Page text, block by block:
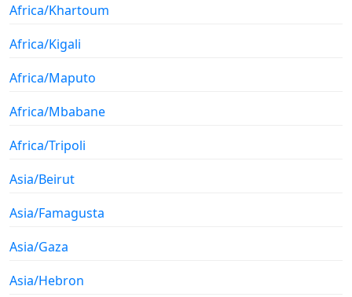
Africa/Khartoum
Africa/Kigali
Africa/Maputo
Africa/Mbabane
Africa/Tripoli
Asia/Beirut
Asia/Famagusta
Asia/Gaza
Asia/Hebron